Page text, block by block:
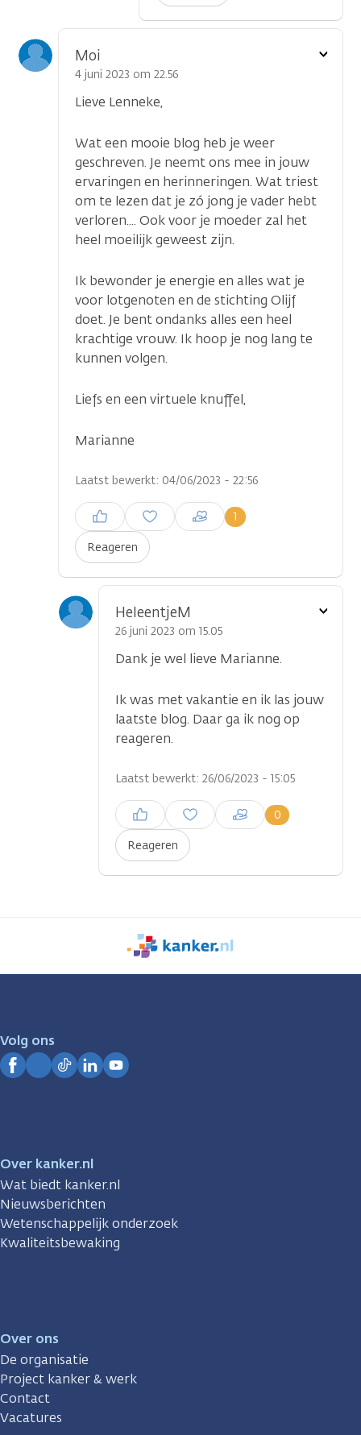
Moi
4 juni 2023 om 22.56
Lieve Lenneke,
Wat een mooie blog heb je weer
geschreven. Je neemt ons mee in jouw
ervaringen en herinneringen. Wat triest
om te lezen dat je zó jong je vader hebt
verloren.... Ook voor je moeder zal het
heel moeilijk geweest zijn.
Ik bewonder je energie en alles wat je
voor lotgenoten en de stichting Olijf
doet. Je bent ondanks alles een heel
krachtige vrouw. Ik hoop je nog lang te
kunnen volgen.
Liefs en een virtuele knuffel,
Marianne
Laatst bewerkt: 04/06/2023 - 22:56
Reageren
1
Inloggen om een reactie te
plaatsen
Toon
HeleentjeM
26 juni 2023 om 15.05
Dank je wel lieve Marianne.
Ik was met vakantie en ik las jouw
laatste blog. Daar ga ik nog op
reageren.
Laatst bewerkt: 26/06/2023 - 15:05
Reageren
0
Inloggen om een reactie te
plaatsen
Toon
We
zijn
Volg ons
Over kanker.nl
Wat biedt kanker.nl
Nieuwsberichten
Wetenschappelijk onderzoek
Kwaliteitsbewaking
Over ons
De organisatie
Project kanker & werk
Contact
Vacatures